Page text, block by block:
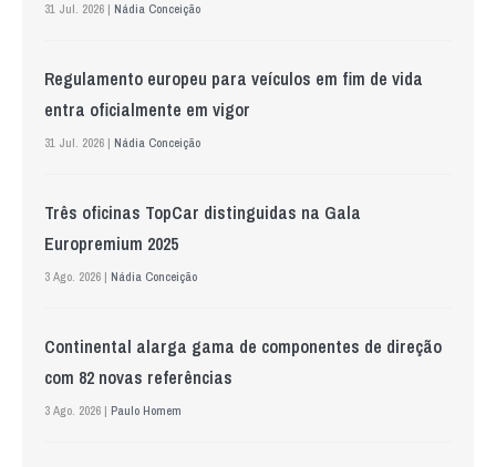
31 Jul. 2026 | Nádia Conceição
Regulamento europeu para veículos em fim de vida
entra oficialmente em vigor
31 Jul. 2026 | Nádia Conceição
Três oficinas TopCar distinguidas na Gala
Europremium 2025
3 Ago. 2026 | Nádia Conceição
Continental alarga gama de componentes de direção
com 82 novas referências
3 Ago. 2026 | Paulo Homem